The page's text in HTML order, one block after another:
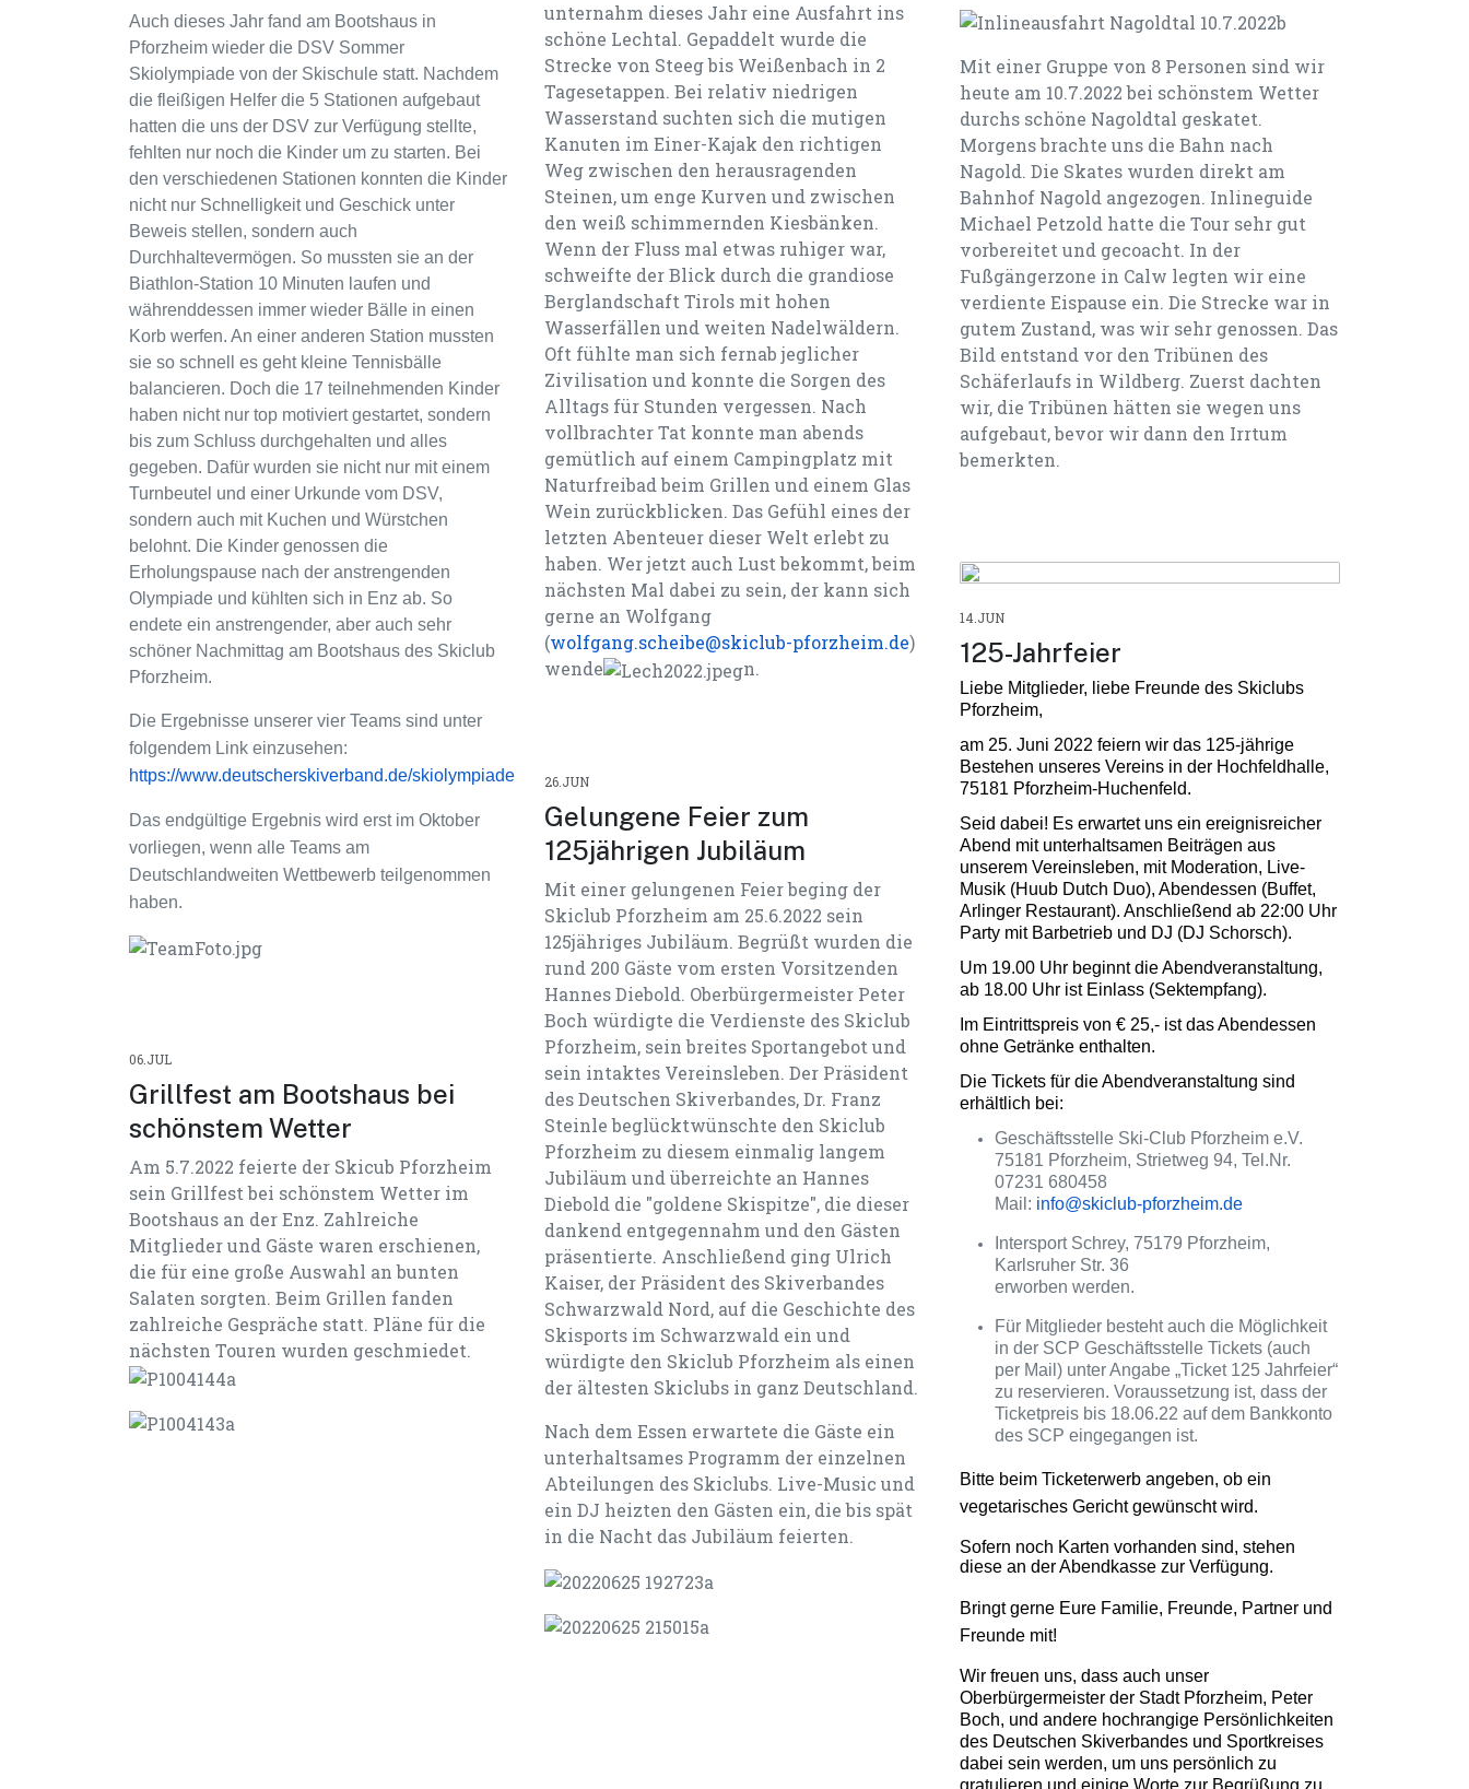
Auch dieses Jahr fand am Bootshaus in
Pforzheim wieder die DSV Sommer
Skiolympiade von der Skischule statt. Nachdem
die fleißigen Helfer die 5 Stationen aufgebaut
hatten die uns der DSV zur Verfügung stellte,
fehlten nur noch die Kinder um zu starten. Bei
den verschiedenen Stationen konnten die Kinder
nicht nur Schnelligkeitund Geschick unter
Beweis stellen, sondern auch
Durchhaltevermögen. So mussten sie an der
Biathlon-Station 10 Minuten laufen und
währenddessen immer wieder Bälle in einen
Korb werfen. An einer anderen Station mussten
sie so schnell es geht kleine Tennisbälle
balancieren. Doch die 17 teilnehmenden Kinder
haben nicht nur top motiviert gestartet, sondern
bis zum Schluss durchgehalten und alles
gegeben. Dafür wurden sie nicht nur mit einem
Turnbeutel und einer Urkunde vom DSV,
sondern auch mit Kuchen und Würstchen
belohnt. Die Kinder genossen die
Erholungspause nach der anstrengenden
Olympiade und kühlten sich in Enz ab. So
endete ein anstrengender, aber auch sehr
schöner Nachmittag am Bootshaus des Skiclub
Pforzheim.
Die Ergebnisse unserer vier Teams sind unter
folgendem Link einzusehen:
https://www.deutscherskiverband.de/skiolympiade
Das endgültige Ergebnis wird erst im Oktober
vorliegen, wenn alle Teams am
Deutschlandweiten Wettbewerb teilgenommen
haben.
unternahm dieses Jahr eine Ausfahrt ins
schöne Lechtal. Gepaddelt wurde die
Strecke von Steeg bis Weißenbach in 2
Tagesetappen. Bei relativ niedrigen
Wasserstand suchten sich die mutigen
Kanuten im Einer-Kajak den richtigen
Weg zwischen den herausragenden
Steinen, um enge Kurven und zwischen
den weiß schimmernden Kiesbänken.
Wenn der Fluss mal etwas ruhiger war,
schweifte der Blick durch die grandiose
Berglandschaft Tirols mit hohen
Wasserfällen und weiten Nadelwäldern.
Oft fühlte man sich fernab jeglicher
Zivilisation und konnte die Sorgen des
Alltags für Stunden vergessen. Nach
vollbrachter Tat konnte man abends
gemütlich auf einem Campingplatz mit
Naturfreibad beim Grillen und einem Glas
Wein zurückblicken. Das Gefühl eines der
letzten Abenteuer dieser Welt erlebt zu
haben. Wer jetzt auch Lust bekommt, beim
nächsten Mal dabei zu sein, der kann sich
gerne an Wolfgang
(wolfgang.scheibe@skiclub-pforzheim.de)
wende
n.
Mit einer Gruppe von 8 Personen sind wir
heute am 10.7.2022 bei schönstem Wetter
durchs schöne Nagoldtal geskatet.
Morgens brachte uns die Bahn nach
Nagold. Die Skates wurden direkt am
Bahnhof Nagold angezogen. Inlineguide
Michael Petzold hatte die Tour sehr gut
vorbereitet und gecoacht. In der
Fußgängerzone in Calw legten wir eine
verdiente Eispause ein. Die Strecke war in
gutem Zustand, was wir sehr genossen. Das
Bild entstand vor den Tribünen des
Schäferlaufs in Wildberg. Zuerst dachten
wir, die Tribünen hätten sie wegen uns
aufgebaut, bevor wir dann den Irrtum
bemerkten.
06.JUL
Grillfest am Bootshaus bei
schönstem Wetter
Am 5.7.2022 feierte der Skicub Pforzheim
sein Grillfest bei schönstem Wetter im
Bootshaus an der Enz. Zahlreiche
Mitglieder und Gäste waren erschienen,
die für eine große Auswahl an bunten
Salaten sorgten. Beim Grillen fanden
zahlreiche Gespräche statt. Pläne für die
nächsten Touren wurden geschmiedet.
26.JUN
Gelungene Feier zum
125jährigen Jubiläum
Mit einer gelungenen Feier beging der
Skiclub Pforzheim am 25.6.2022 sein
125jähriges Jubiläum. Begrüßt wurden die
rund 200 Gäste vom ersten Vorsitzenden
Hannes Diebold. Oberbürgermeister Peter
Boch würdigte die Verdienste des Skiclub
Pforzheim, sein breites Sportangebot und
sein intaktes Vereinsleben. Der Präsident
des Deutschen Skiverbandes, Dr. Franz
Steinle beglücktwünschte den Skiclub
Pforzheim zu diesem einmalig langem
Jubiläum und überreichte an Hannes
Diebold die "goldene Skispitze", die dieser
dankend entgegennahm und den Gästen
präsentierte. Anschließend ging Ulrich
Kaiser, der Präsident des Skiverbandes
Schwarzwald Nord, auf die Geschichte des
Skisports im Schwarzwald ein und
würdigte den Skiclub Pforzheim als einen
der ältesten Skiclubs in ganz Deutschland.
Nach dem Essen erwartete die Gäste ein
unterhaltsames Programm der einzelnen
Abteilungen des Skiclubs. Live-Music und
ein DJ heizten den Gästen ein, die bis spät
in die Nacht das Jubiläum feierten.
14.JUN
125-Jahrfeier
Liebe Mitglieder, liebe Freunde des Skiclubs
Pforzheim,
am 25. Juni 2022 feiern wir das 125-jährige
Bestehen unseres Vereins in der Hochfeldhalle,
75181 Pforzheim-Huchenfeld.
Seid dabei! Es erwartet uns ein ereignisreicher
Abend mit unterhaltsamen Beiträgen aus
unserem Vereinsleben, mit Moderation, Live-
Musik (Huub Dutch Duo), Abendessen (Buffet,
Arlinger Restaurant). Anschließend ab 22:00 Uhr
Party mit Barbetrieb und DJ (DJ Schorsch).
Um 19.00 Uhr beginnt die Abendveranstaltung,
ab 18.00 Uhr ist Einlass (Sektempfang).
Im Eintrittspreis von € 25,- ist das Abendessen
ohne Getränke enthalten.
Die Tickets für die Abendveranstaltung sind
erhältlich bei:
Geschäftsstelle Ski-Club Pforzheim e.V.
75181 Pforzheim, Strietweg 94, Tel.Nr.
07231 680458
Mail: info@skiclub-pforzheim.de
Intersport Schrey, 75179 Pforzheim,
Karlsruher Str. 36
erworben werden.
Für Mitglieder besteht auch die Möglichkeit
in der SCP Geschäftsstelle Tickets (auch
per Mail) unter Angabe „Ticket 125 Jahrfeier“
zu reservieren. Voraussetzung ist, dass der
Ticketpreis bis 18.06.22 auf dem Bankkonto
des SCP eingegangen ist.
Bitte beim Ticketerwerb angeben, ob ein
vegetarisches Gericht gewünscht wird.
Sofern noch Karten vorhanden sind, stehen
diese an der Abendkasse zur Verfügung.
Bringt gerne Eure Familie, Freunde, Partner und
Freunde mit!
Wir freuen uns, dass auch unser
Oberbürgermeister der Stadt Pforzheim, Peter
Boch, und andere hochrangige Persönlichkeiten
des Deutschen Skiverbandes und Sportkreises
dabei sein werden, um uns persönlich zu
gratulieren und einige Worte zur Begrüßung zu